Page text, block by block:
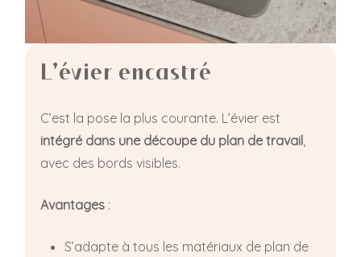
L’évier encastré
C’est la pose la plus courante. L’évier est
intégré dans une découpe du plan de travail
avec des bords visibles.
Avantages :
S’adapte à tous les matériaux de plan de